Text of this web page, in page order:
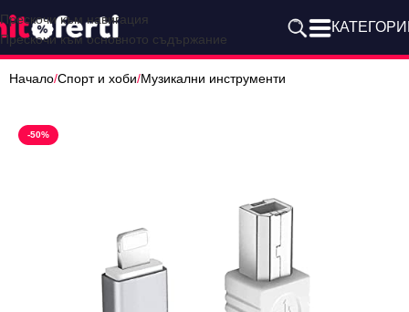
Прескочи към навигация
Прескочи към основното съдържание
Начало/Спорт и хоби/Музикални инструменти
-50%